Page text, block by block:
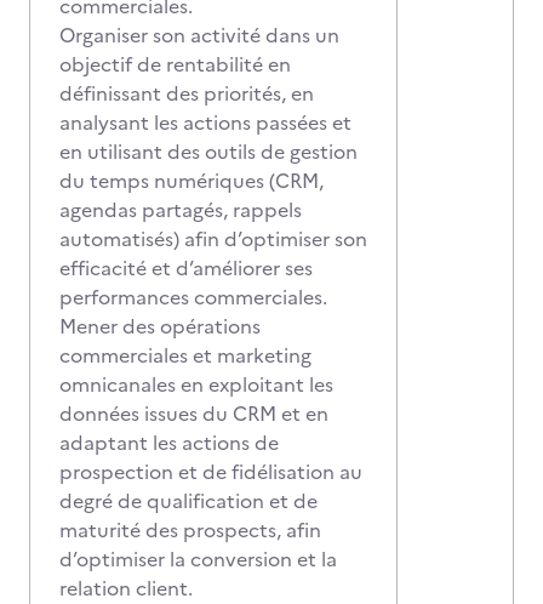
commerciales.
Organiser son activité dans un
objectif de rentabilité en
définissant des priorités, en
analysant les actions passées et
en utilisant des outils de gestion
du temps numériques (CRM,
agendas partagés, rappels
automatisés) afin d’optimiser son
efficacité et d’améliorer ses
performances commerciales.
Mener des opérations
commerciales et marketing
omnicanales en exploitant les
données issues du CRM et en
adaptant les actions de
prospection et de fidélisation au
degré de qualification et de
maturité des prospects, afin
d’optimiser la conversion et la
relation client.